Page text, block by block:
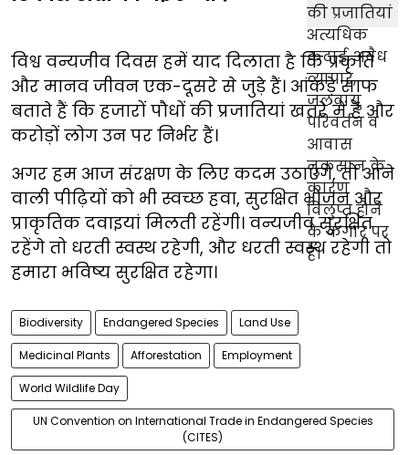
विश्व वन्यजीव दिवस हमें याद दिलाता है कि प्रकृति
और मानव जीवन एक-दूसरे से जुड़े हैं। आंकड़े साफ
बताते हैं कि हजारों पौधों की प्रजातियां खतरे में हैं और
करोड़ों लोग उन पर निर्भर हैं।
अगर हम आज संरक्षण के लिए कदम उठाएंगे, तो आने
वाली पीढ़ियों को भी स्वच्छ हवा, सुरक्षित भोजन और
प्राकृतिक दवाइयां मिलती रहेंगी। वन्यजीव सुरक्षित
रहेंगे तो धरती स्वस्थ रहेगी, और धरती स्वस्थ रहेगी तो
हमारा भविष्य सुरक्षित रहेगा।
Biodiversity Endangered Species Land Use
Medicinal Plants Afforestation Employment
World Wildlife Day
UN Convention on International Trade in Endangered Species
(CITES)